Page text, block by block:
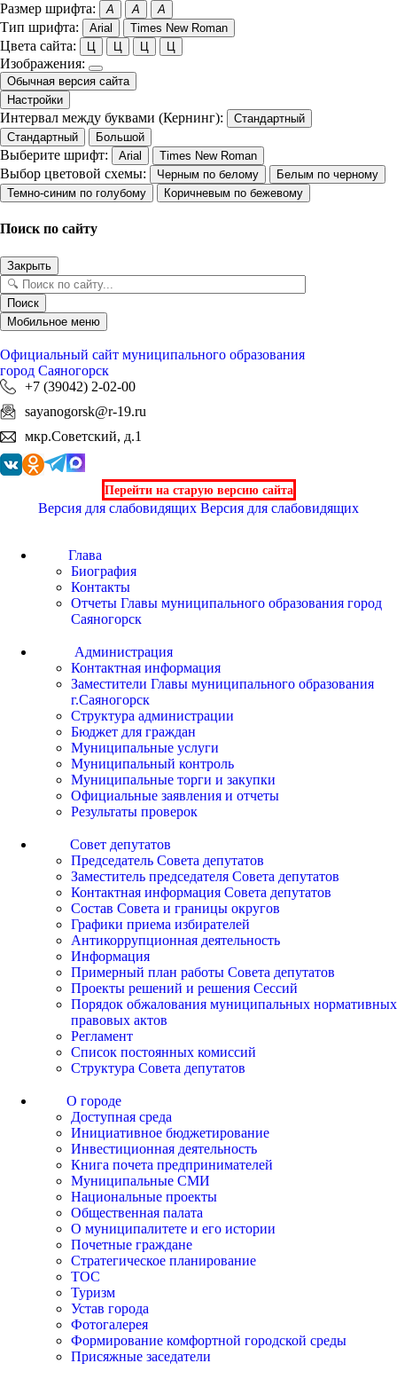
Размер шрифта: A A A
Тип шрифта: Arial Times New Roman
Цвета сайта: Ц Ц Ц Ц
Изображения:
Обычная версия сайта
Настройки
Интервал между буквами (Кернинг):
Стандартный
Стандартный
Большой
Выберите шрифт: Arial Times New Roman
Выбор цветовой схемы: Черным по белому
Белым по черному
Темно-синим по голубому
Коричневым по бежевому
Поиск по сайту
Закрыть
Поиск
Мобильное меню
Официальный сайт муниципального образования
город Саяногорск
+7 (39042) 2-02-00
sayanogorsk@r-19.ru
мкр.Советский, д.1
Перейти на старую версию сайта
Версия для слабовидящих Версия для слабовидящих
Глава
Биография
Контакты
Отчеты Главы муниципального образования город
Саяногорск
Администрация
Контактная информация
Заместители Главы муниципального образования
г.Саяногорск
Структура администрации
Бюджет для граждан
Муниципальные услуги
Муниципальный контроль
Муниципальные торги и закупки
Официальные заявления и отчеты
Результаты проверок
Совет депутатов
Председатель Совета депутатов
Заместитель председателя Совета депутатов
Контактная информация Совета депутатов
Состав Совета и границы округов
Графики приема избирателей
Антикоррупционная деятельность
Информация
Примерный план работы Совета депутатов
Проекты решений и решения Сессий
Порядок обжалования муниципальных нормативных
правовых актов
Регламент
Список постоянных комиссий
Структура Совета депутатов
О городе
Доступная среда
Инициативное бюджетирование
Инвестиционная деятельность
Книга почета предпринимателей
Муниципальные СМИ
Национальные проекты
Общественная палата
О муниципалитете и его истории
Почетные граждане
Стратегическое планирование
ТОС
Туризм
Устав города
Фотогалерея
Формирование комфортной городской среды
Присяжные заседатели